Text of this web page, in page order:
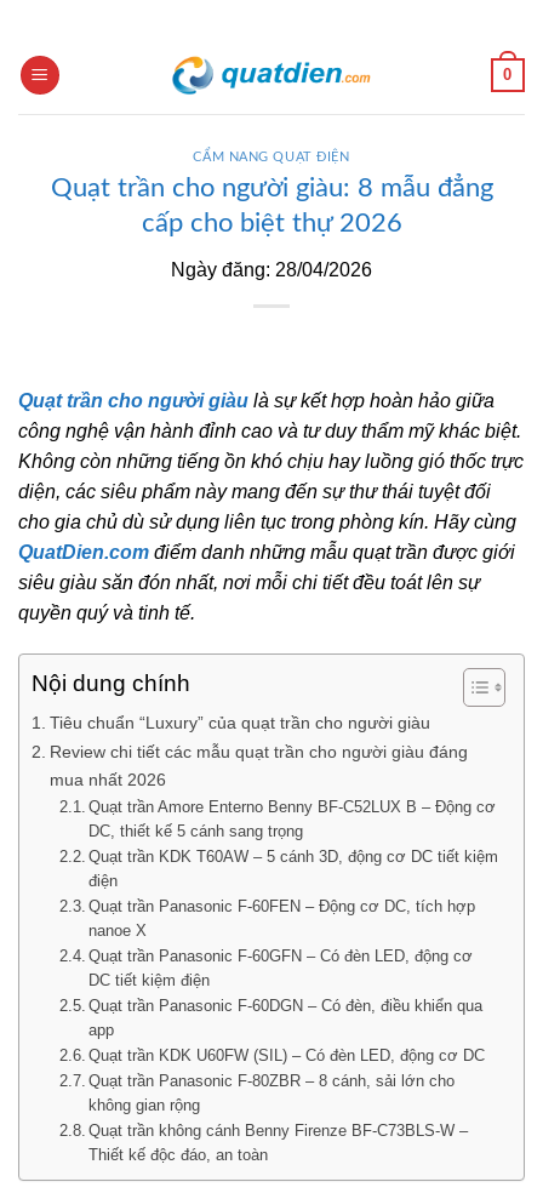
content
0
CẨM NANG QUẠT ĐIỆN
Quạt trần cho người giàu: 8 mẫu đẳng
cấp cho biệt thự 2026
Ngày đăng: 28/04/2026
Quạt trần cho người giàu là sự kết hợp hoàn hảo giữa
công nghệ vận hành đỉnh cao và tư duy thẩm mỹ khác biệt.
Không còn những tiếng ồn khó chịu hay luồng gió thốc trực
diện, các siêu phẩm này mang đến sự thư thái tuyệt đối
cho gia chủ dù sử dụng liên tục trong phòng kín. Hãy cùng
QuatDien.com điểm danh những mẫu quạt trần được giới
siêu giàu săn đón nhất, nơi mỗi chi tiết đều toát lên sự
quyền quý và tinh tế.
Nội dung chính
Tiêu chuẩn “Luxury” của quạt trần cho người giàu
Review chi tiết các mẫu quạt trần cho người giàu đáng
mua nhất 2026
Quạt trần Amore Enterno Benny BF-C52LUX B – Động cơ
DC, thiết kế 5 cánh sang trọng
Quạt trần KDK T60AW – 5 cánh 3D, động cơ DC tiết kiệm
điện
Quạt trần Panasonic F-60FEN – Động cơ DC, tích hợp
nanoe X
Quạt trần Panasonic F-60GFN – Có đèn LED, động cơ
DC tiết kiệm điện
Quạt trần Panasonic F-60DGN – Có đèn, điều khiển qua
app
Quạt trần KDK U60FW (SIL) – Có đèn LED, động cơ DC
Quạt trần Panasonic F-80ZBR – 8 cánh, sải lớn cho
không gian rộng
Quạt trần không cánh Benny Firenze BF-C73BLS-W –
Thiết kế độc đáo, an toàn